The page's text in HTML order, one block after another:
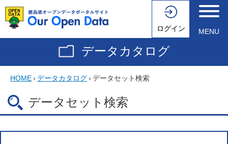
ログイン MENU
データカタログ
HOME› データカタログ› データセット検索
データセット検索